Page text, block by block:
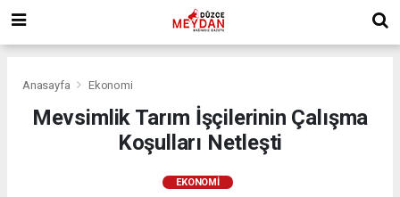
Anasayfa Ekonomi
Mevsimlik Tarım İşçilerinin Çalışma
Koşulları Netleşti
EKONOMI